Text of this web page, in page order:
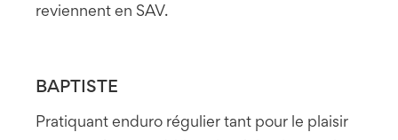
reviennent en SAV.
BAPTISTE
Pratiquant enduro régulier tant pour le plaisir